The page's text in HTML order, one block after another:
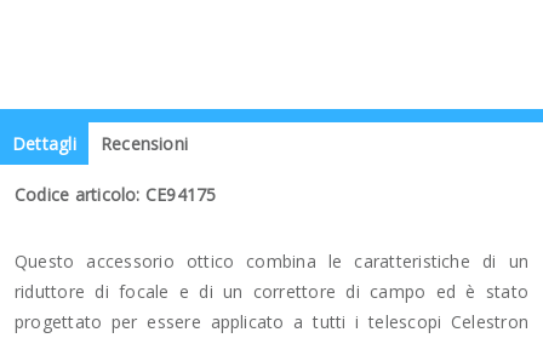
Dettagli Recensioni
Codice articolo: CE94175
Questo accessorio ottico combina le caratteristiche di un
riduttore di focale e di un correttore di campo ed è stato
progettato per essere applicato a tutti i telescopi Celestron